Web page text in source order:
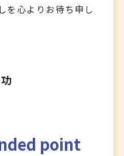
を心よりお待ち申し
point